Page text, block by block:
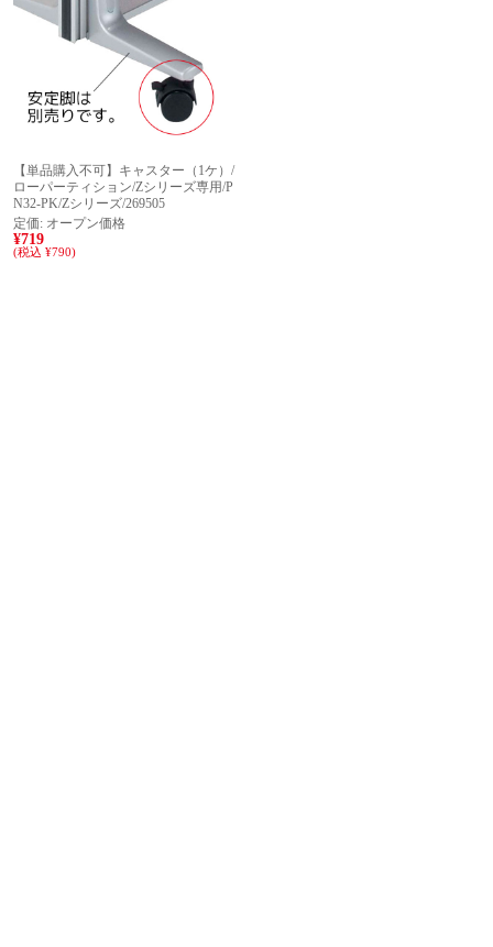
【単品購入不可】キャスター（1ケ）/
ローパーティション/Zシリーズ専用/P
N32-PK/Zシリーズ/269505
定価: オープン価格
¥719
(税込 ¥790)